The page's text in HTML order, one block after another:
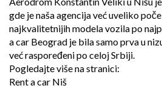
gde je naša agencija već uveliko
najkvalitetnijih modela vozila po
a car Beograd je bila samo prva u
već raspoređeni po celoj Srbiji.
Pogledajte više na stranici:
Rent a car Niš